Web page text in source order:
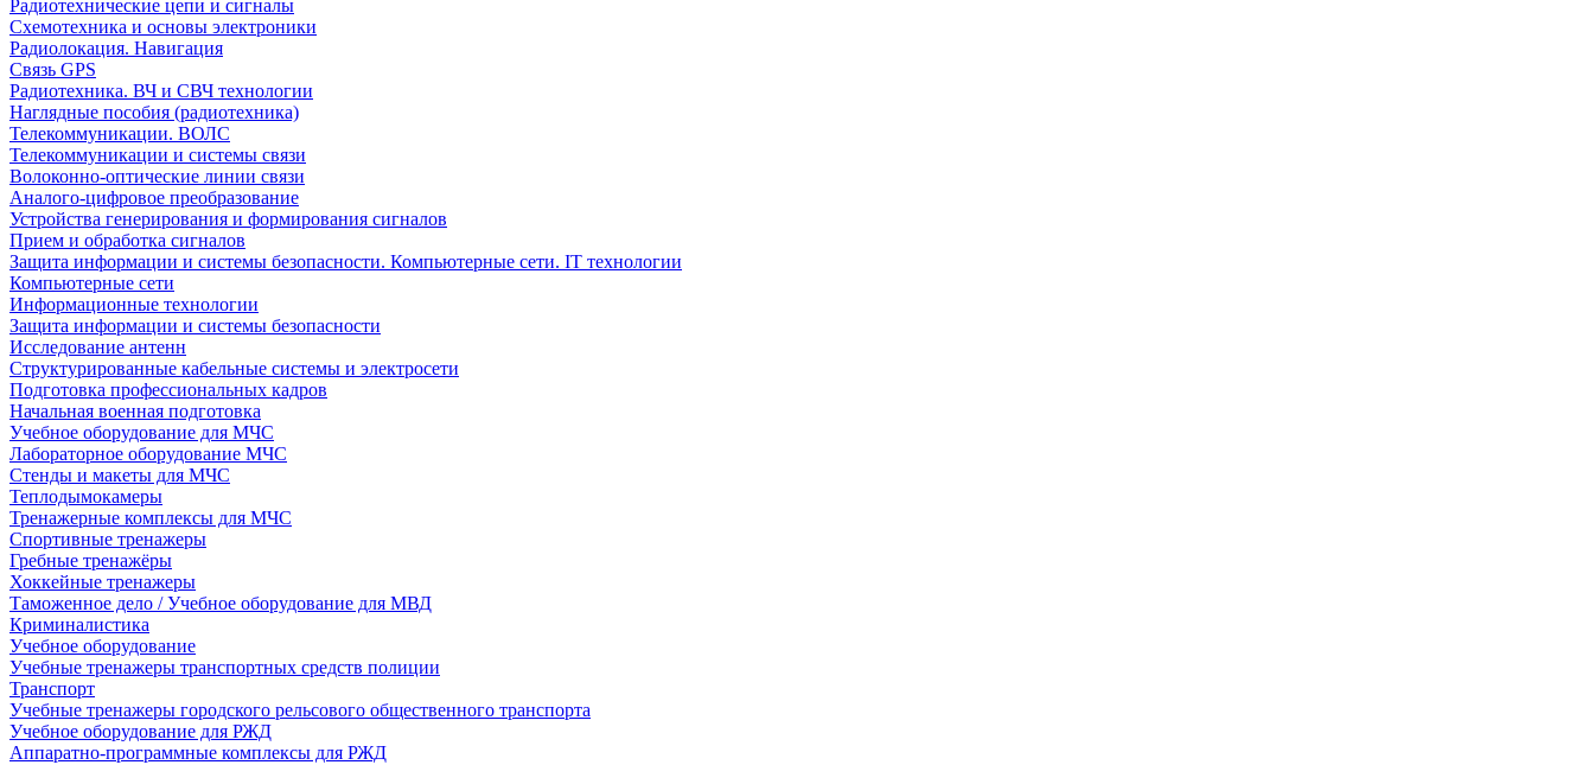
Радиотехнические цепи и сигналы
Схемотехника и основы электроники
Радиолокация. Навигация
Связь GPS
Радиотехника. ВЧ и СВЧ технологии
Наглядные пособия (радиотехника)
Телекоммуникации. ВОЛС
Телекоммуникации и системы связи
Волоконно-оптические линии связи
Аналого-цифровое преобразование
Устройства генерирования и формирования сигналов
Прием и обработка сигналов
Защита информации и системы безопасности. Компьютерные сети. IT технологии
Компьютерные сети
Информационные технологии
Защита информации и системы безопасности
Исследование антенн
Структурированные кабельные системы и электросети
Подготовка профессиональных кадров
Начальная военная подготовка
Учебное оборудование для МЧС
Лабораторное оборудование МЧС
Стенды и макеты для МЧС
Теплодымокамеры
Тренажерные комплексы для МЧС
Спортивные тренажеры
Гребные тренажёры
Хоккейные тренажеры
Таможенное дело / Учебное оборудование для МВД
Криминалистика
Учебное оборудование
Учебные тренажеры транспортных средств полиции
Транспорт
Учебные тренажеры городского рельсового общественного транспорта
Учебное оборудование для РЖД
Аппаратно-программные комплексы для РЖД